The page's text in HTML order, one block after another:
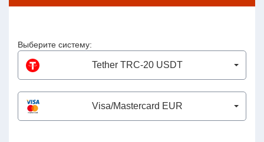
Выберите систему:
Tether TRC-20 USDT
Visa/Mastercard EUR